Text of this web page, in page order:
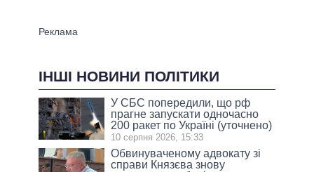
ІНШІ НОВИНИ ПОЛІТИКИ
У СБС попередили, що рф
прагне запускати одночасно
200 ракет по Україні (уточнено)
10 серпня 2026, 15:33
Обвинуваченому адвокату зі
справи Князєва знову